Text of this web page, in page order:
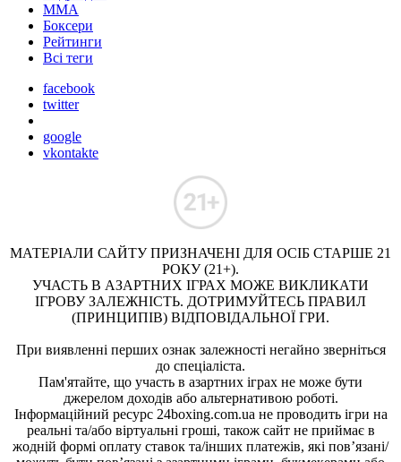
ММА
Боксери
Рейтинги
Всі теги
facebook
twitter
google
vkontakte
МАТЕРІАЛИ САЙТУ ПРИЗНАЧЕНІ ДЛЯ ОСІБ СТАРШЕ 21
РОКУ (21+).
УЧАСТЬ В АЗАРТНИХ ІГРАХ МОЖЕ ВИКЛИКАТИ
ІГРОВУ ЗАЛЕЖНІСТЬ. ДОТРИМУЙТЕСЬ ПРАВИЛ
(ПРИНЦИПІВ) ВІДПОВІДАЛЬНОЇ ГРИ.
При виявленні перших ознак залежності негайно зверніться
до спеціаліста.
Пам'ятайте, що участь в азартних іграх не може бути
джерелом доходів або альтернативою роботі.
Інформаційний ресурс 24boxing.com.ua не проводить ігри на
реальні та/або віртуальні гроші, також сайт не приймає в
жодній формі оплату ставок та/інших платежів, які пов’язані/